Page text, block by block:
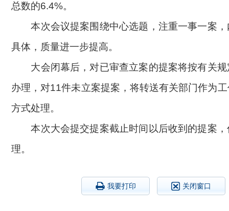
总数的6.4%。
本次会议提案围绕中心选题，注重一事一案，
具体，质量进一步提高。
大会闭幕后，对已审查立案的提案将按有关规
办理，对11件未立案提案，将转送有关部门作为
方式处理。
本次大会提交提案截止时间以后收到的提案，
理。
我要打印 关闭窗口